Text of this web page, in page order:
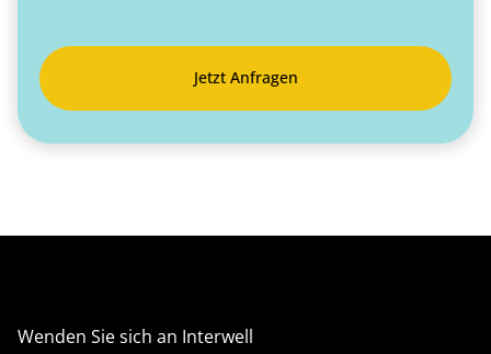
Wenden Sie sich an Interwell